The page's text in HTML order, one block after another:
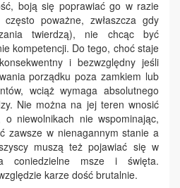
boją się poprawiać go w razie
poważne, zwłaszcza gdy
twierdzą), nie chcąc być
kompetencji. Do tego, choć staje
i bezwzględny jeśli
porządku poza zamkiem lub
wciąż wymaga absolutnego
Nie można na jej teren wnosić
niewolnikach nie wspominając,
zawsze w nienagannym stanie a
muszą też pojawiać się w
coniedzielne msze i święta.
karze dość brutalnie.